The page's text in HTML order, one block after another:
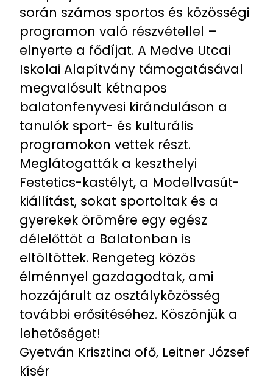
során számos sportos és közösségi
programon való részvétellel –
elnyerte a fődíjat. A Medve Utcai
Iskolai Alapítvány támogatásával
megvalósult kétnapos
balatonfenyvesi kiránduláson a
tanulók sport- és kulturális
programokon vettek részt.
Meglátogatták a keszthelyi
Festetics-kastélyt, a Modellvasút-
kiállítást, sokat sportoltak és a
gyerekek örömére egy egész
délelőttöt a Balatonban is
eltöltöttek. Rengeteg közös
élménnyel gazdagodtak, ami
hozzájárult az osztályközösség
további erősítéséhez. Köszönjük a
lehetőséget!
Gyetván Krisztina ofő, Leitner József
kísér